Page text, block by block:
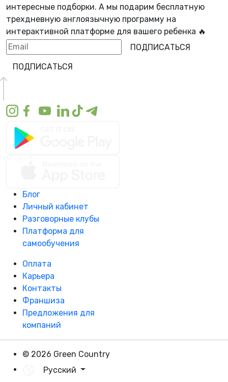
интересные подборки. А мы подарим бесплатную
трехдневную англоязычную программу на
интерактивной платформе для вашего ребенка 🔥
ПОДПИСАТЬСЯ
ПОДПИСАТЬСЯ
Блог
Личный кабинет
Разговорные клубы
Платформа для
самообучения
Оплата
Карьера
Контакты
Франшиза
Предложения для
компаний
© 2026 Green Country
Русский